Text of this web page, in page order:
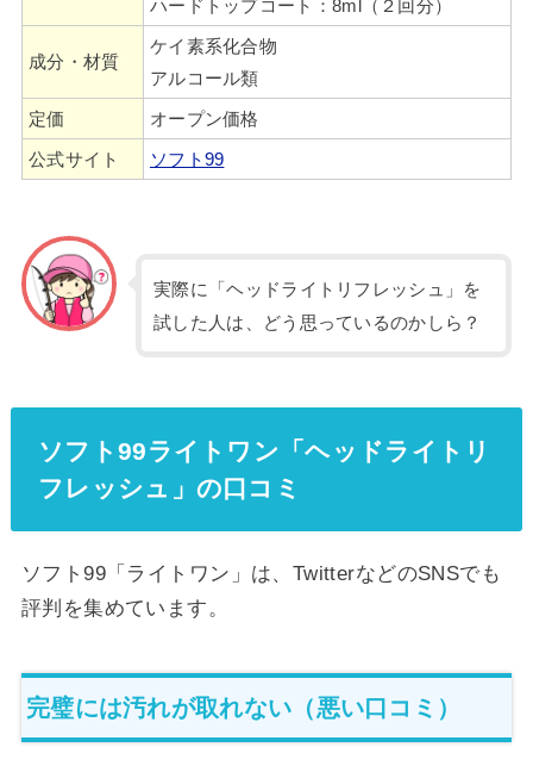
ハードトップコート：8ml（２回分）
成分・材質
ケイ素系化合物
アルコール類
定価
オープン価格
公式サイト
ソフト99
実際に「ヘッドライトリフレッシュ」を
試した人は、どう思っているのかしら？
ソフト99ライトワン「ヘッドライトリ
フレッシュ」の口コミ
ソフト99「ライトワン」は、TwitterなどのSNSでも
評判を集めています。
完璧には汚れが取れない（悪い口コミ）